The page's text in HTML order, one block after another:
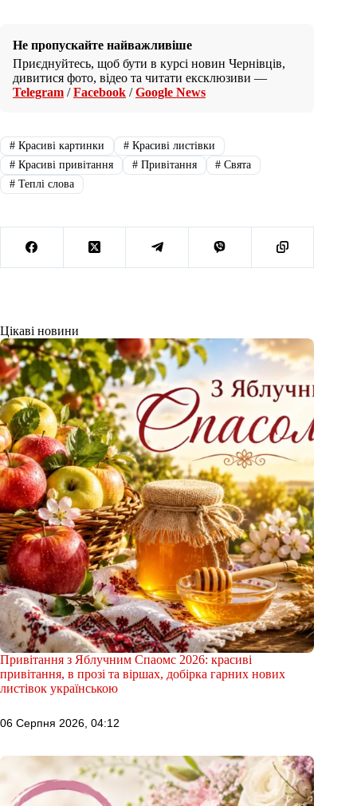
Не пропускайте найважливіше
Приєднуйтесь, щоб бути в курсі новин Чернівців,
дивитися фото, відео та читати ексклюзиви —
Telegram /Facebook /Google News
#Красиві картинки #Красиві листівки
#Красиві привітання #Привітання # Свята
#Теплі слова
Цікаві новини
Привітання з Яблучним Спаомс 2026: красиві
привітання, в прозі та віршах, добірка гарних нових
листівок українською
06 Серпня 2026, 04:12